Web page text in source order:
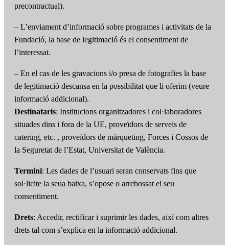
precontractual).
– L’enviament d’informació sobre programes i activitats de la
Fundació, la base de legitimació és el consentiment de
l’interessat.
– En el cas de les gravacions i/o presa de fotografies la base
de legitimació descansa en la possibilitat que li oferim (veure
informació addicional).
Destinataris: Institucions organitzadores i col·laboradores
situades dins i fora de la UE, proveïdors de serveis de
catering, etc. , proveïdors de màrqueting, Forces i Cossos de
la Seguretat de l’Estat, Universitat de València.
Termini: Les dades de l’usuari seran conservats fins que
sol·licite la seua baixa, s’opose o arrebossat el seu
consentiment.
Drets: Accedir, rectificar i suprimir les dades, així com altres
drets tal com s’explica en la informació addicional.